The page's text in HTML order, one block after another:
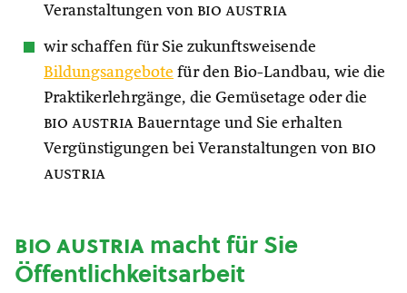
Veranstaltungen von bio austria
wir schaffen für Sie zukunftsweisende
Bildungsangebote für den Bio-Landbau, wie die
Praktikerlehrgänge, die Gemüsetage oder die
bio austria Bauerntage und Sie erhalten
Vergünstigungen bei Veranstaltungen von bio
austria
bio austriamacht für Sie
Öffentlichkeitsarbeit